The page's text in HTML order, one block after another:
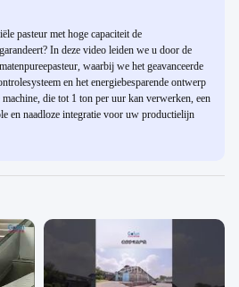
pasteur met hoge capaciteit de
In deze video leiden we u door de
waarbij we het geavanceerde
en het energiebesparende ontwerp
die tot 1 ton per uur kan verwerken, een
en naadloze integratie voor uw productielijn